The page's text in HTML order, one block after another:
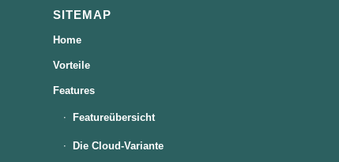
SITEMAP
Home
Vorteile
Features
Featureübersicht
Die Cloud-Variante